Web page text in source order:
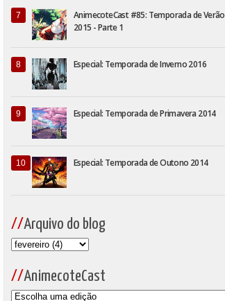
AnimecoteCast #85: Temporada de Verão
2015 - Parte 1
Especial: Temporada de Inverno 2016
Especial: Temporada de Primavera 2014
Especial: Temporada de Outono 2014
Arquivo do blog
AnimecoteCast